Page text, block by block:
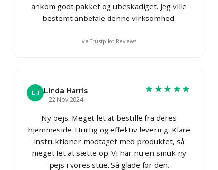
ankom godt pakket og ubeskadiget. Jeg ville
bestemt anbefale denne virksomhed.
via Trustpilot Reviews
LH
Linda Harris
22 Nov 2024
★★★★★
Ny pejs. Meget let at bestille fra deres
hjemmeside. Hurtig og effektiv levering. Klare
instruktioner modtaget med produktet, så
meget let at sætte op. Vi har nu en smuk ny
pejs i vores stue. Så glade for den.